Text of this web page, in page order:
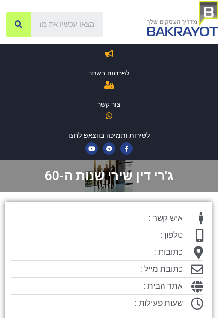
לפרסום באתר
צור קשר
לשירות ותמיכה בווצאפ לחצו
ג'רי דין שירי שנות ה-60
איש קשר :
טלפון :
כתובות :
כתובת מייל :
אתר הבית :
שעות פעילות :